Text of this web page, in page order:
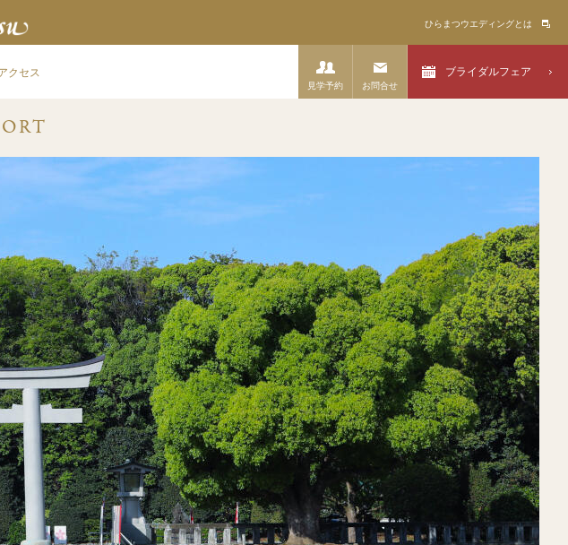
ひらまつウエディングとは
クセス
見学予約 お問合せ
ブライダルフェア